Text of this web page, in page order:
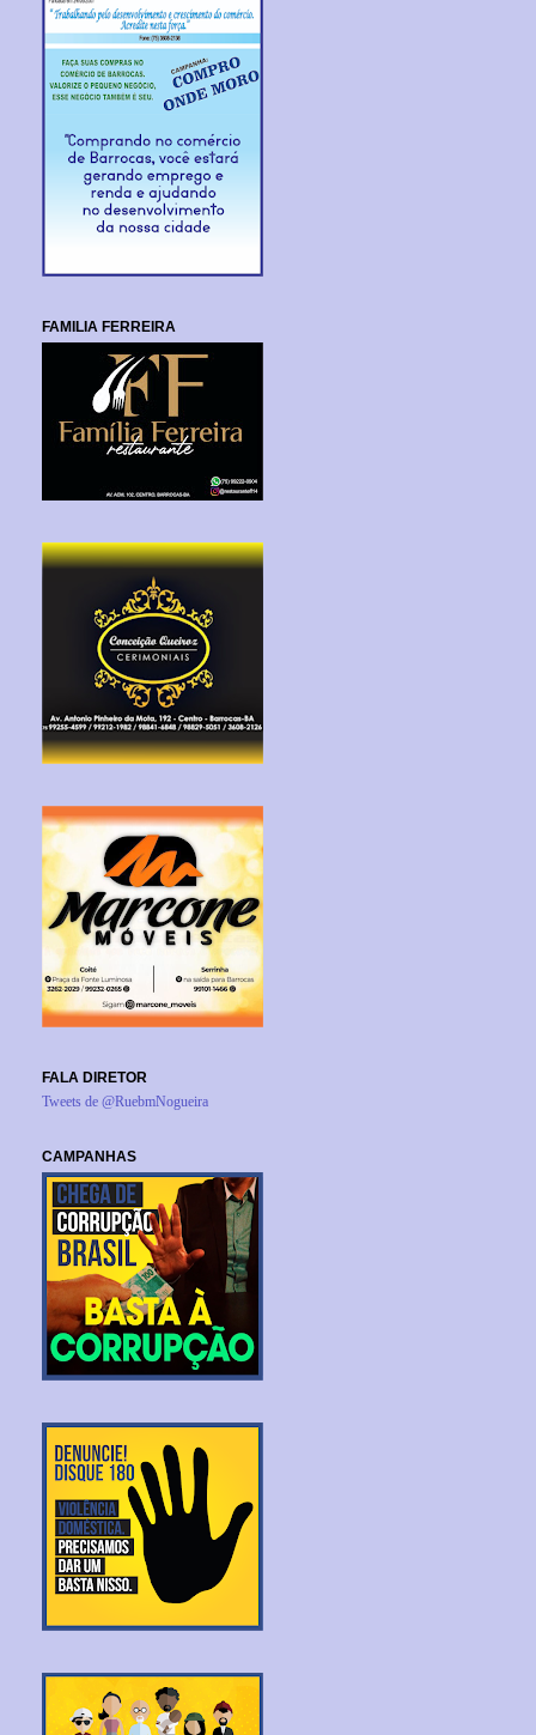
FAMILIA FERREIRA
FALA DIRETOR
Tweets de @RuebmNogueira
CAMPANHAS